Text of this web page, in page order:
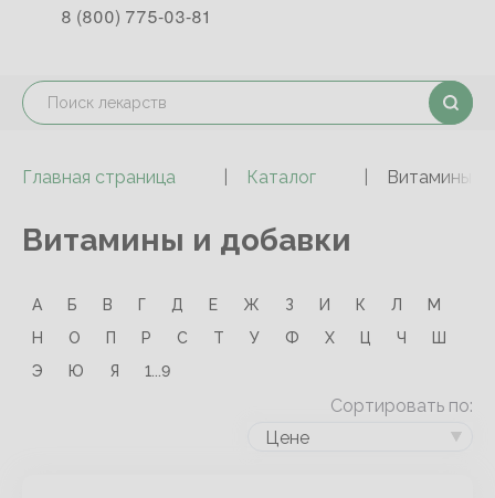
8 (800) 775-03-81
Главная страница Каталог Витамины и
Витамины и добавки
А Б В Г Д Е Ж З И К Л
М
Н
О П Р С Т У Ф Х Ц Ч
Ш
Э
Ю Я 1...9
Сортировать по:
Цене